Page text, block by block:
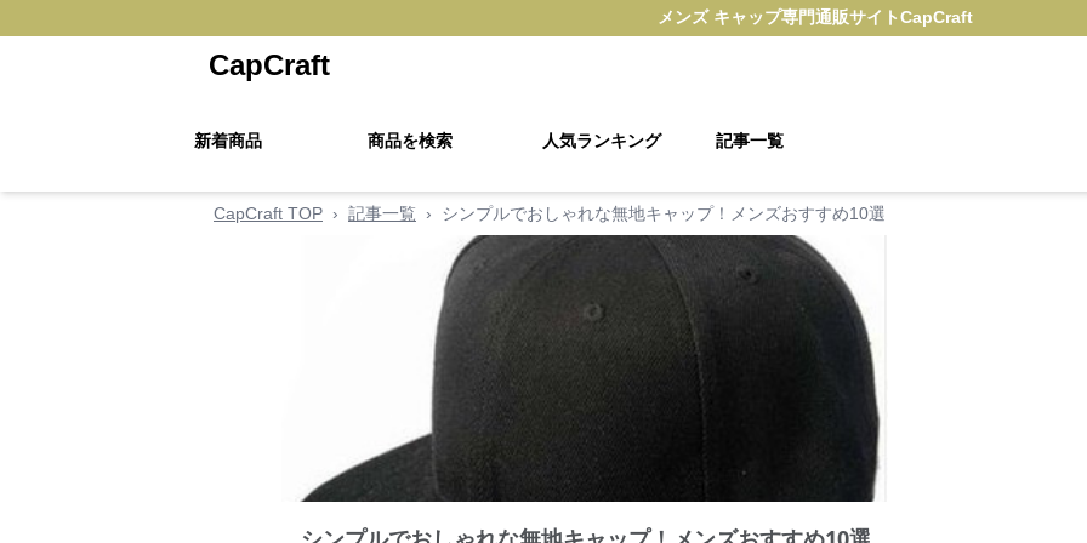
メンズ キャップ専門通販サイトCapCraft
CapCraft
新着商品 商品を検索 人気ランキング 記事一覧
CapCraft TOP › 記事一覧 › シンプルでおしゃれな無地キャップ！メンズおすすめ10選